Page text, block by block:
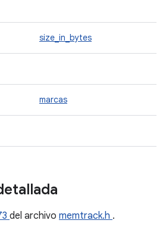
size_in_bytes
marcas
del archivo memtrack.h .